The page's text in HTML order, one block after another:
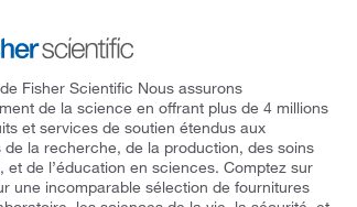
Fisher Scientific Nous assurons
de la science en offrant plus de 4 millions
et services de soutien étendus aux
de la recherche, de la production, des soins
et de l’éducation en sciences. Comptez sur
une incomparable sélection de fournitures